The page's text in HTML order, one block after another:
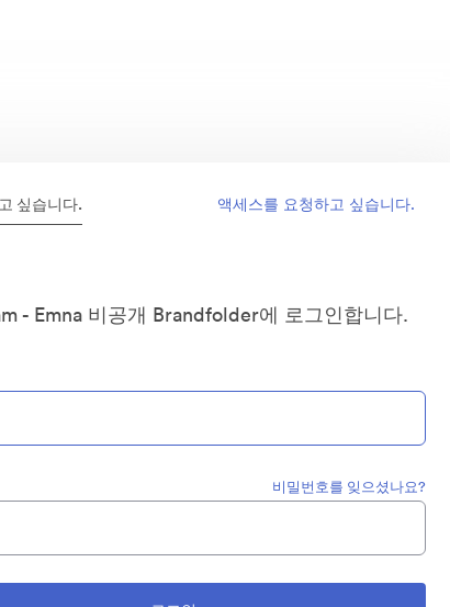
싶습니다. 액세스를 요청하고 싶습니다.
- Emna 비공개 Brandfolder에 로그인합니다.
비밀번호를 잊으셨나요?